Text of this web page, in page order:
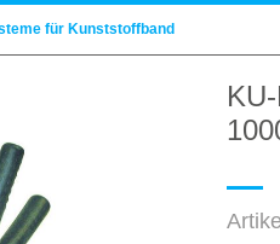
für Kunststoffband